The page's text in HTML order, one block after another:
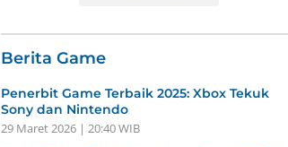
Berita Game
Penerbit Game Terbaik 2025: Xbox Tekuk
Sony dan Nintendo
29 Maret 2026 | 20:40 WIB